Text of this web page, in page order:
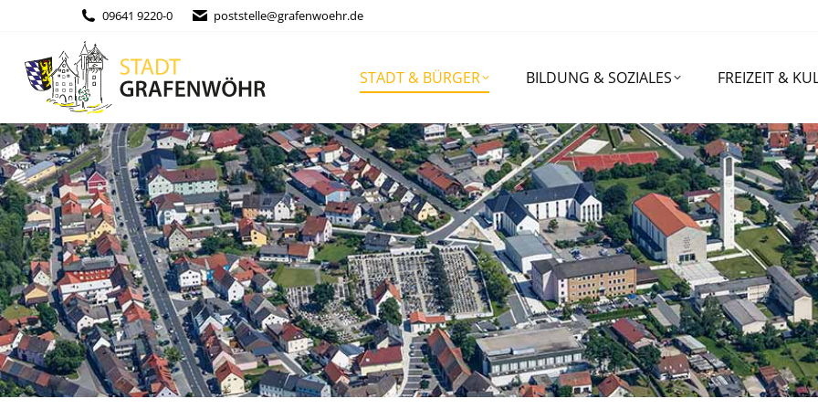
09641 9220-0 poststelle@grafenwoehr.de
STADT & BÜRGER BILDUNG & SOZIALES FREIZEIT &